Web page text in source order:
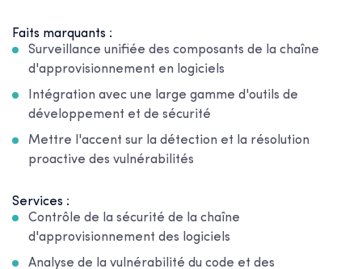
Faits marquants :
Surveillance unifiée des composants de la chaîne
d'approvisionnement en logiciels
Intégration avec une large gamme d'outils de
développement et de sécurité
Mettre l'accent sur la détection et la résolution
proactive des vulnérabilités
Services :
Contrôle de la sécurité de la chaîne
d'approvisionnement des logiciels
Analyse de la vulnérabilité du code et des